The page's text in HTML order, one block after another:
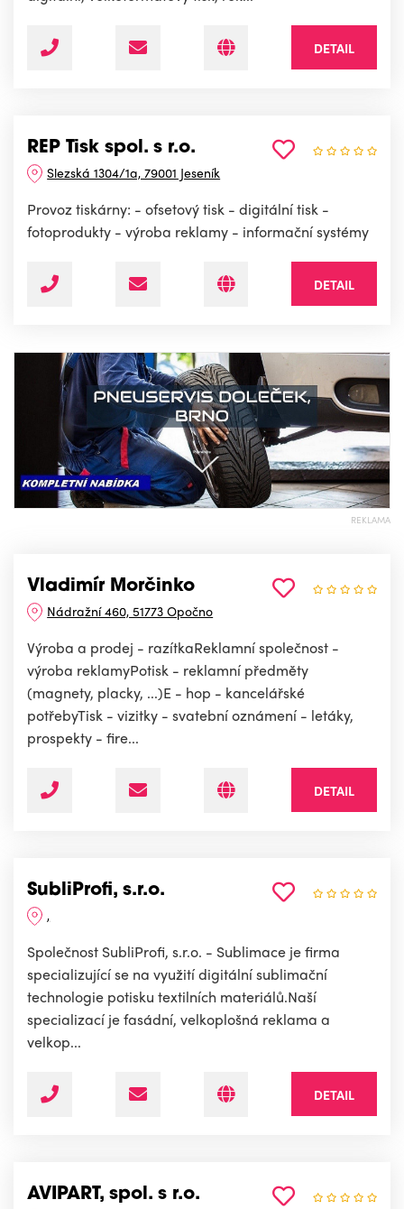
DETAIL
REP Tisk spol. s r.o.
Slezská 1304/1a, 79001 Jeseník
Provoz tiskárny: - ofsetový tisk - digitální tisk -
fotoprodukty - výroba reklamy - informační systémy
DETAIL
REKLAMA
Vladimír Morčinko
Nádražní 460, 51773 Opočno
Výroba a prodej - razítkaReklamní společnost -
výroba reklamyPotisk - reklamní předměty
(magnety, placky, ...)E - hop - kancelářské
potřebyTisk - vizitky - svatební oznámení - letáky,
prospekty - fire...
DETAIL
SubliProfi, s.r.o.
,
Společnost SubliProfi, s.r.o. - Sublimace je firma
specializující se na využití digitální sublimační
technologie potisku textilních materiálů.Naší
specializací je fasádní, velkoplošná reklama a
velkop...
DETAIL
AVIPART, spol. s r.o.